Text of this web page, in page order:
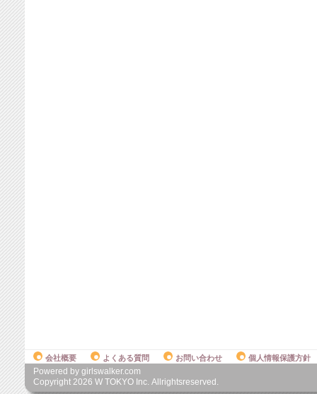
会社概要 よくある質問 お問い合わせ 個人情報保護方針
Powered by girlswalker.com
Copyright 2026 W TOKYO Inc. Allrightsreserved.